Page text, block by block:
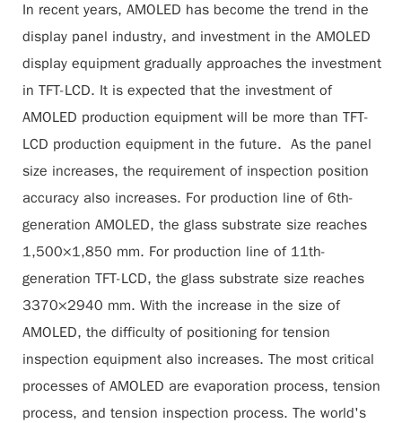
In recent years, AMOLED has become the trend in the
display panel industry, and investment in the AMOLED
display equipment gradually approaches the investment
in TFT-LCD. It is expected that the investment of
AMOLED production equipment will be more than TFT-
LCD production equipment in the future. As the panel
size increases, the requirement of inspection position
accuracy also increases. For production line of 6th-
generation AMOLED, the glass substrate size reaches
1,500×1,850 mm. For production line of 11th-
generation TFT-LCD, the glass substrate size reaches
3370×2940 mm. With the increase in the size of
AMOLED, the difficulty of positioning for tension
inspection equipment also increases. The most critical
processes of AMOLED are evaporation process, tension
process, and tension inspection process. The world's